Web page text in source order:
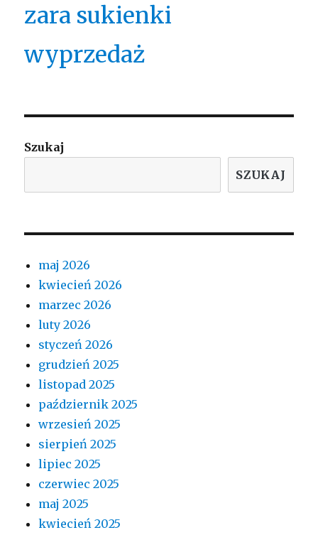
zara sukienki
wyprzedaż
Szukaj
SZUKAJ
maj 2026
kwiecień 2026
marzec 2026
luty 2026
styczeń 2026
grudzień 2025
listopad 2025
październik 2025
wrzesień 2025
sierpień 2025
lipiec 2025
czerwiec 2025
maj 2025
kwiecień 2025